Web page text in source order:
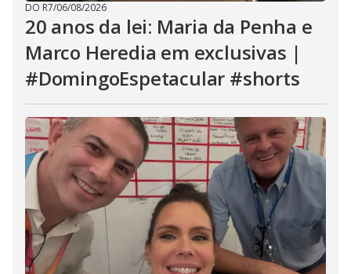
DO R7/06/08/2026
20 anos da lei: Maria da Penha e
Marco Heredia em exclusivas |
#DomingoEspetacular #shorts